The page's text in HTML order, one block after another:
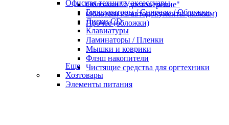
Обложки "Удостоверение"
Обложки на автодокументы (кожзам)
Прочее (обложки)
Офисная техника, аксессуары
Брошураторы / Спирали / Обложки
Диски CD
Клавиатуры
Ламинаторы / Пленки
Мышки и коврики
Флэш накопители
Чистящие средства для оргтехники
Еще
Хозтовары
Элементы питания